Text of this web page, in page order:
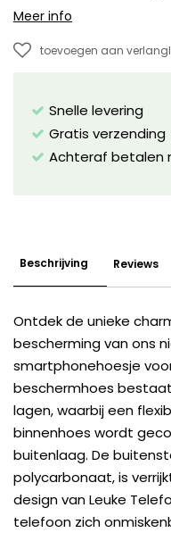
Meer info
toevoegen aan
Snelle levering
Gratis verzending
Achteraf betalen
Beschrijving Reviews
Ontdek de unieke
bescherming van ons
smartphonehoesje
beschermhoes
lagen, waarbij een
binnenhoes wordt
buitenlaag. De
polycarbonaat, is
design van Leuke
telefoon zich